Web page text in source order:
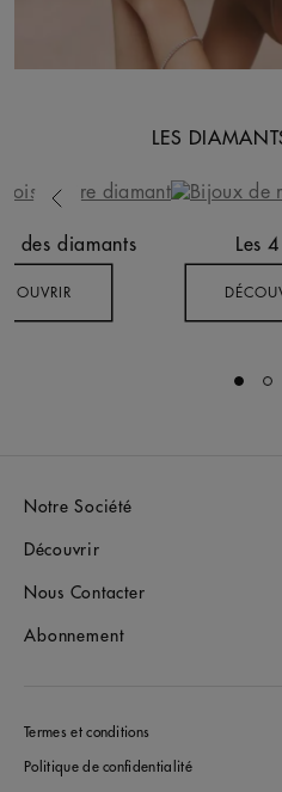
LES
des diamants Les
Notre Société
Découvrir
Nous Contacter
Abonnement
Termes et conditions
Politique de confidentialité